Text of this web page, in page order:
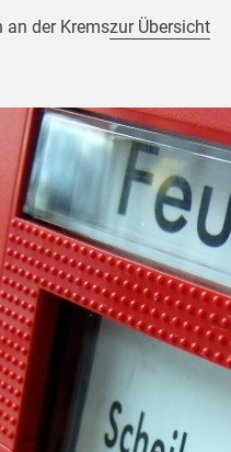
an der Kremszur Übersicht